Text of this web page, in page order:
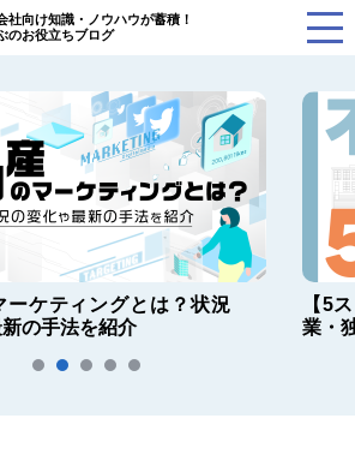
社向け知識・ノウハウが蓄積！
のお役立ちブログ
ーケティングとは？状況
の手法を紹介
【5
業・